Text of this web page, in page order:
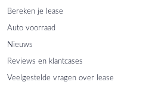
Bereken je lease
Auto voorraad
Nieuws
Reviews en klantcases
Veelgestelde vragen over lease